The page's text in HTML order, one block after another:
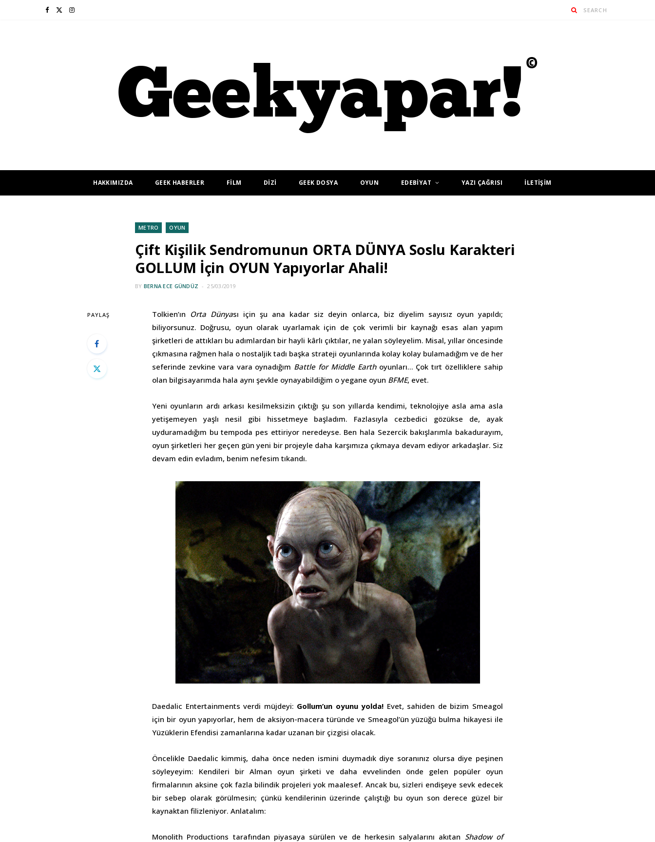
F I
HAKKIMIZDA GEEK HABERLER FİLM DİZİ GEEK DOSYA OYUN EDEBİYAT YAZI ÇAĞRISI İLETİŞİM
METRO OYUN
Çift Kişilik Sendromunun ORTA DÜNYA Soslu Karakteri
GOLLUM İçin OYUN Yapıyorlar Ahali!
BY BERNA ECE GÜNDÜZ 25/03/2019
PAYLAŞ Tolkien’ın Orta Dünyası için şu ana kadar siz deyin onlarca, biz diyelim sayısız oyun yapıldı;
biliyorsunuz. Doğrusu, oyun olarak uyarlamak için de çok verimli bir kaynağı esas alan yapım
şirketleri de attıkları bu adımlardan bir hayli kârlı çıktılar, ne yalan söyleyelim. Misal, yıllar öncesinde
çıkmasına rağmen hala o nostaljik tadı başka strateji oyunlarında kolay kolay bulamadığım ve de her
seferinde zevkine vara vara oynadığım Battle for Middle Earthoyunları… Çok tırt özelliklere sahip
olan bilgisayarımda hala aynı şevkle oynayabildiğim o yegane oyun BFME, evet.
Yeni oyunların ardı arkası kesilmeksizin çıktığı şu son yıllarda kendimi, teknolojiye asla ama asla
yetişemeyen yaşlı nesil gibi hissetmeye başladım. Fazlasıyla cezbedici gözükse de, ayak
uyduramadığım bu tempoda pes ettiriyor neredeyse. Ben hala Sezercik bakışlarımla bakadurayım,
oyun şirketleri her geçen gün yeni bir projeyle daha karşımıza çıkmaya devam ediyor arkadaşlar. Siz
devam edin evladım, benim nefesim tıkandı.
Daedalic Entertainments verdi müjdeyi: Gollum’un oyunu yolda! Evet, sahiden de bizim Smeagol
için bir oyun yapıyorlar, hem de aksiyon-macera türünde ve Smeagol’ün yüzüğü bulma hikayesi ile
Yüzüklerin Efendisi zamanlarına kadar uzanan bir çizgisi olacak.
Öncelikle Daedalic kimmiş, daha önce neden ismini duymadık diye soranınız olursa diye peşinen
söyleyeyim: Kendileri bir Alman oyun şirketi ve daha evvelinden önde gelen popüler oyun
firmalarının aksine çok fazla bilindik projeleri yok maalesef. Ancak bu, sizleri endişeye sevk edecek
bir sebep olarak görülmesin; çünkü kendilerinin üzerinde çalıştığı bu oyun son derece güzel bir
kaynaktan filizleniyor. Anlatalım:
Monolith Productions tarafından piyasaya sürülen ve de herkesin salyalarını akıtan Shadow of